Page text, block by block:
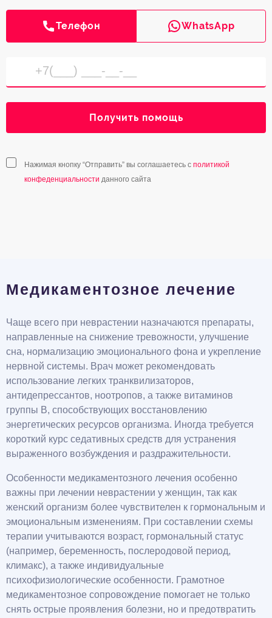
Телефон WhatsApp
Получить помощь
Нажимая кнопку “Отправить” вы соглашаетесь с политикой
конфеденциальности данного сайта
Медикаментозное лечение
Чаще всего при неврастении назначаются препараты,
направленные на снижение тревожности, улучшение
сна, нормализацию эмоционального фона и укрепление
нервной системы. Врач может рекомендовать
использование легких транквилизаторов,
антидепрессантов, ноотропов, а также витаминов
группы B, способствующих восстановлению
энергетических ресурсов организма. Иногда требуется
короткий курс седативных средств для устранения
выраженного возбуждения и раздражительности.
Особенности медикаментозного лечения особенно
важны при лечении неврастении у женщин, так как
женский организм более чувствителен к гормональным и
эмоциональным изменениям. При составлении схемы
терапии учитываются возраст, гормональный статус
(например, беременность, послеродовой период,
климакс), а также индивидуальные
психофизиологические особенности. Грамотное
медикаментозное сопровождение помогает не только
снять острые проявления болезни, но и предотвратить